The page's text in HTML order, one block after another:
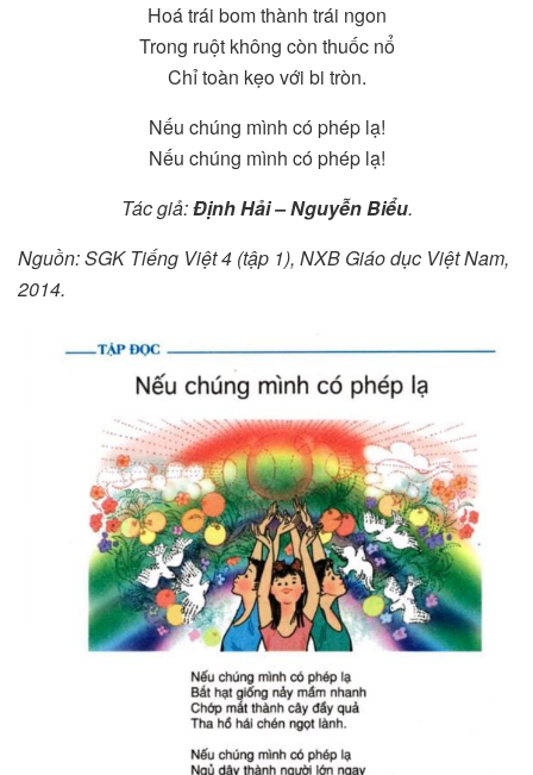
Hoá trái bom thành trái ngon
Trong ruột không còn thuốc nổ
Chỉ toàn kẹo với bi tròn.
Nếu chúng mình có phép lạ!
Nếu chúng mình có phép lạ!
Tác giả:Định Hải – Nguyễn Biểu.
Nguồn: SGK Tiếng Việt 4 (tập 1), NXB Giáo dục Việt Nam,
2014.